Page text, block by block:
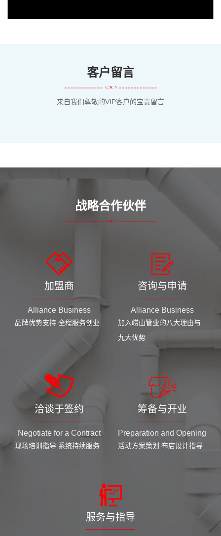
客户留言
来自我们尊敬的VIP客户的宝贵留言
战略合作伙伴
加盟商
Alliance Business
品牌优势支持 全程服务创业
咨询与申请
Alliance Business
加入崂山管业的八大理由与
九大优势
洽谈于签约
Negotiate for a Contract
现场培训指导 系统持续服务
筹备与开业
Preparation and Opening
活动方案策划 布店设计指导
服务与指导